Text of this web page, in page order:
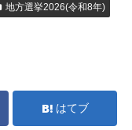
地方選挙2026(令和8年)
はてブ